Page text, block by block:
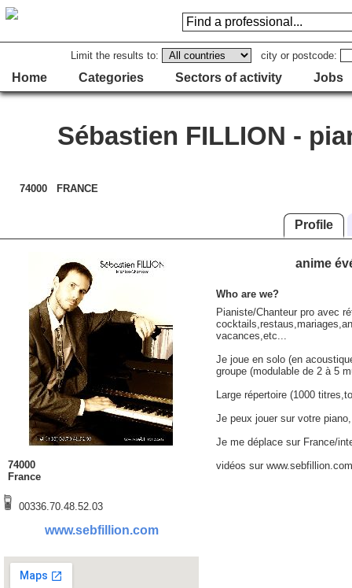
Limit the results to: city or postcode:
Home Categories Sectors of activity Jobs
Sébastien FILLION -
74000 FRANCE
Profile
74000
France
00336.70.48.52.03
www.sebfillion.com
anime
Who are we?
Pianiste/Chanteur pro avec
vacances,etc...
Je joue en solo (en
groupe (modulable de 2 à 5
Large répertoire (1000
Je peux jouer sur votre
Je me déplace sur France/
vidéos sur